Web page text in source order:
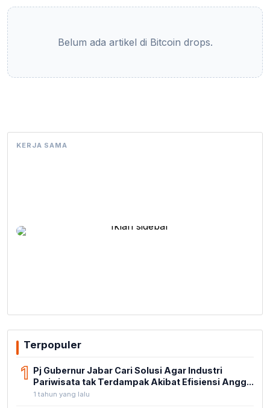
Belum ada artikel di Bitcoin drops.
KERJA SAMA
Terpopuler
1 Pj Gubernur Jabar Cari Solusi Agar Industri
Pariwisata tak Terdampak Akibat Efisiensi Angg...
1 tahun yang lalu